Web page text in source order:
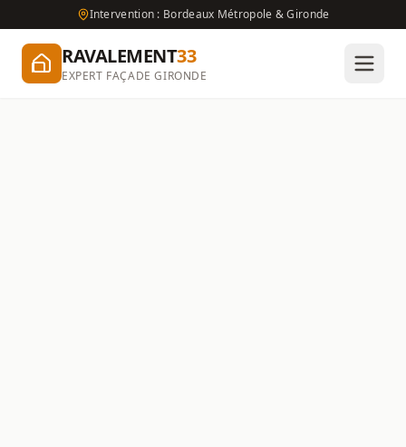
Intervention : Bordeaux Métropole & Gironde
RAVALEMENT33
EXPERT FAÇADE GIRONDE